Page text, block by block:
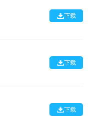
下载
下载
下载